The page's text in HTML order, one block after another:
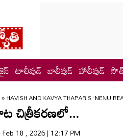
టాలీవుడ్ బాలీవుడ్ హాలీవుడ్
»HAVISH AND KAVYA THAPAR’S ‘NENU
చిత్రీకరణలో...
18 , 2026 | 12:17 PM